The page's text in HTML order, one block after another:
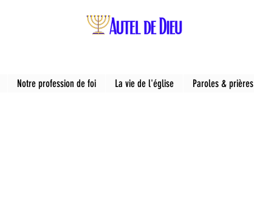
Notre profession de foi La vie de l'église Paroles & prières